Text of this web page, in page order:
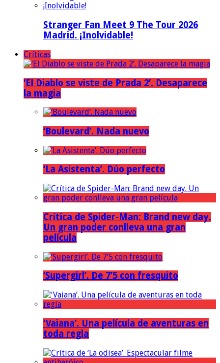
Stranger Fan Meet 9 The Tour 2026
Madrid. ¡Inolvidable!
Críticas
‘El Diablo se viste de Prada 2’. Desaparece
la magia
‘Boulevard’. Nada nuevo
‘La Asistenta’. Dúo perfecto
Crítica de Spider-Man: Brand new day.
Un gran poder conlleva una gran
película
‘Supergirl’. De 7’5 con fresquito
‘Vaiana’. Una película de aventuras en
toda regla